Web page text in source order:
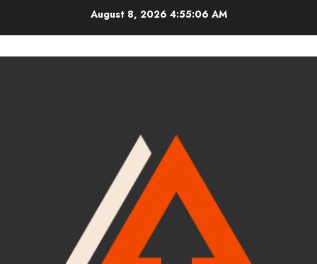
August 8, 20264:55:07 AM